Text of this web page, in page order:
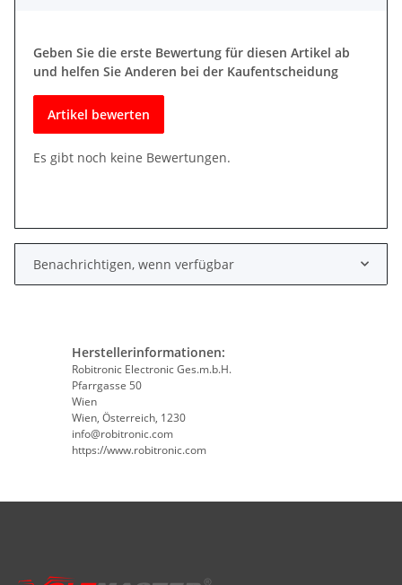
Geben Sie die erste Bewertung für diesen Artikel ab
und helfen Sie Anderen bei der Kaufentscheidung
Artikel bewerten
Es gibt noch keine Bewertungen.
Benachrichtigen, wenn verfügbar
Herstellerinformationen:
Robitronic Electronic Ges.m.b.H.
Pfarrgasse 50
Wien
Wien, Österreich, 1230
info@robitronic.com
https://www.robitronic.com